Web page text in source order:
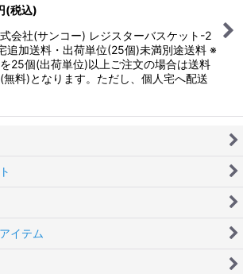
(税込)
会社(サンコー) レジスターバスケット-2
追加送料・出荷単位(25個)未満別途送料 ※
25個(出荷単位)以上ご注文の場合は送料
無料)となります。ただし、個人宅へ配送
イテム